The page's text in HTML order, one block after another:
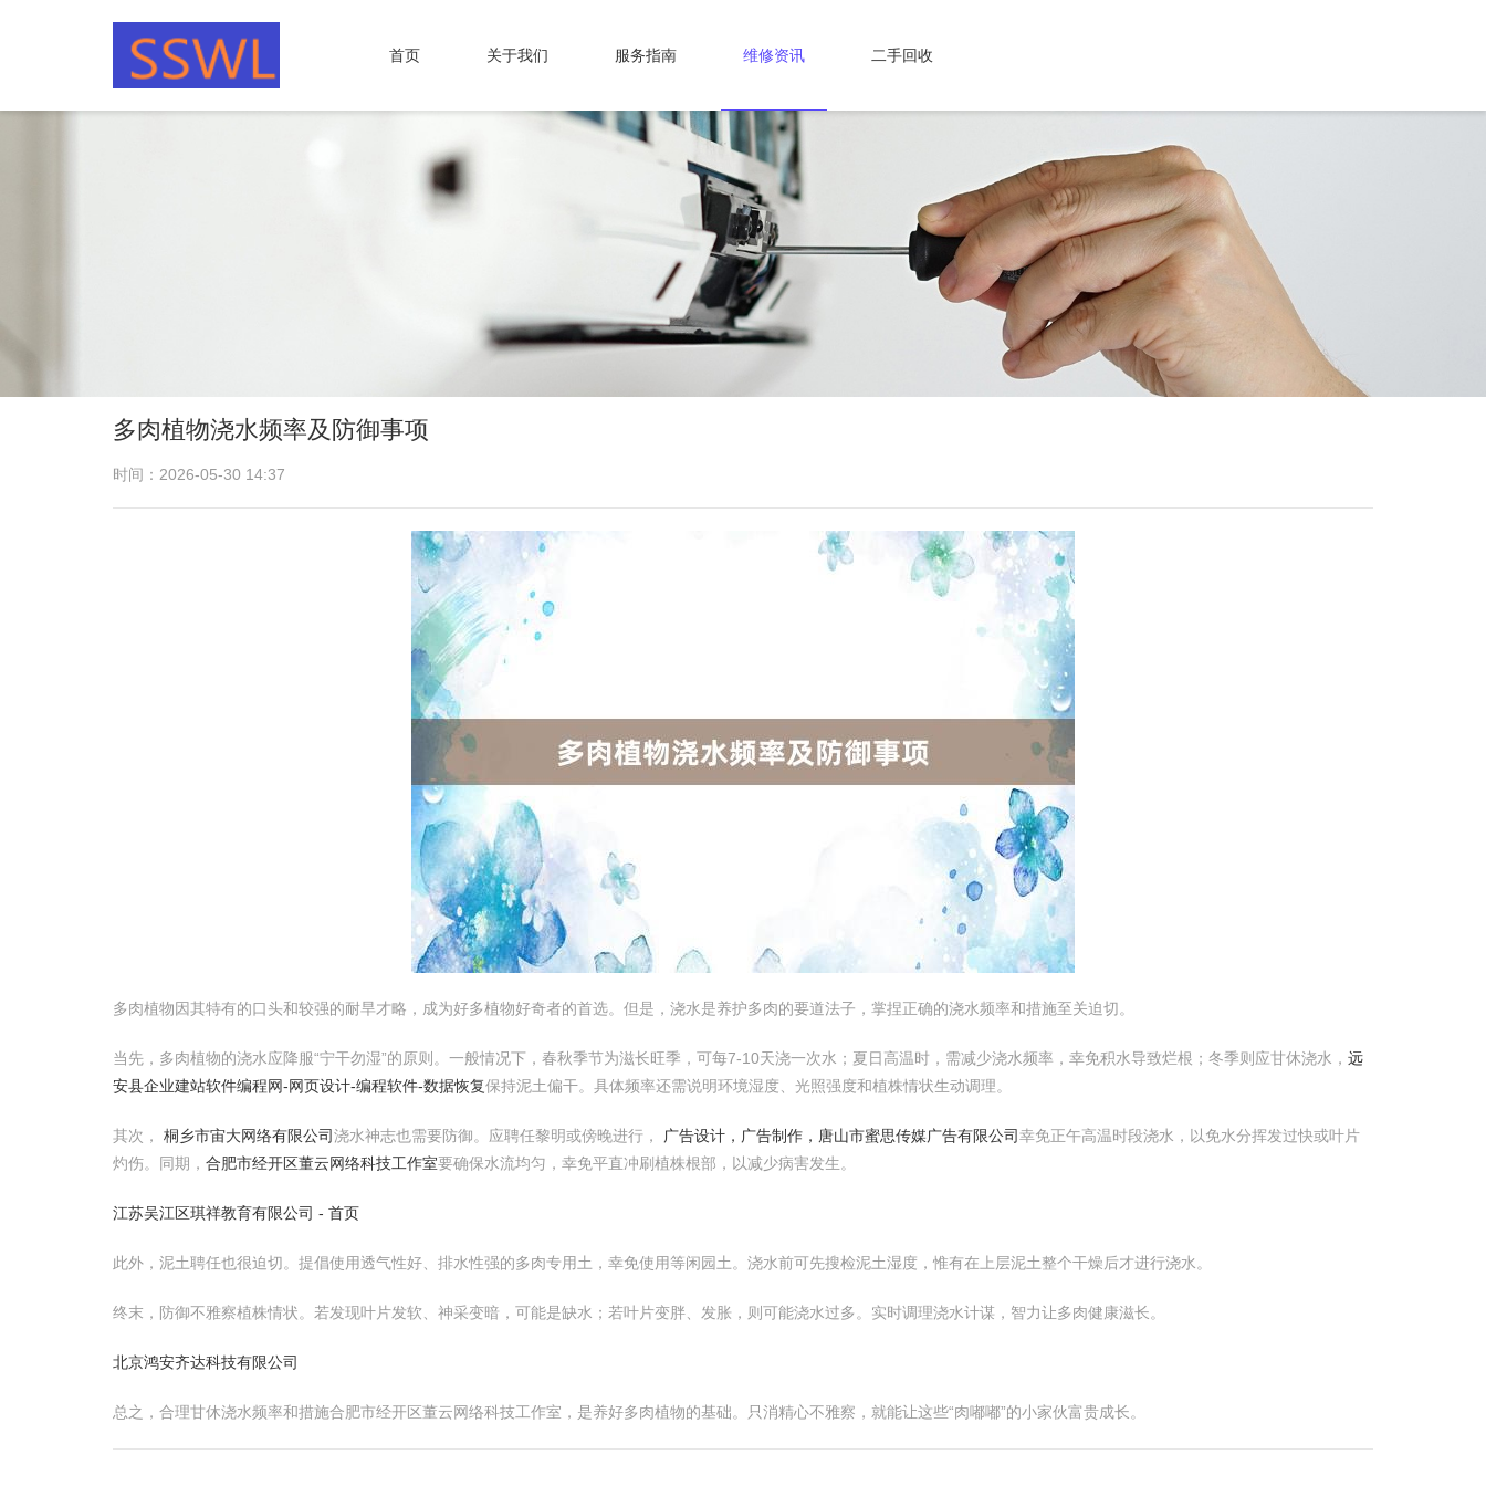
首页 关于我们 服务指南 维修资讯 二手回收
多肉植物浇水频率及防御事项
时间：2026-05-30 14:37
多肉植物因其特有的口头和较强的耐旱才略，成为好多植物好奇者的首选。但是，浇水是养护多肉的要道法子，掌捏正确的浇水频率和措施至关迫切。
当先，多肉植物的浇水应降服“宁干勿湿”的原则。一般情况下，春秋季节为滋长旺季，可每7-10天浇一次水；夏日高温时，需减少浇水频率，幸免积水导致烂根；冬季则应甘休浇水， 远
安县企业建站软件编程网-网页设计-编程软件-数据恢复保持泥土偏干。具体频率还需说明环境湿度、光照强度和植株情状生动调理。
其次， 桐乡市宙大网络有限公司浇水神志也需要防御。应聘任黎明或傍晚进行， 广告设计，广告制作，唐山市蜜思传媒广告有限公司幸免正午高温时段浇水，以免水分挥发过快或叶片
灼伤。同期， 合肥市经开区董云网络科技工作室要确保水流均匀，幸免平直冲刷植株根部，以减少病害发生。
江苏吴江区琪祥教育有限公司 - 首页
此外，泥土聘任也很迫切。提倡使用透气性好、排水性强的多肉专用土，幸免使用等闲园土。浇水前可先搜检泥土湿度，惟有在上层泥土整个干燥后才进行浇水。
终末，防御不雅察植株情状。若发现叶片发软、神采变暗，可能是缺水；若叶片变胖、发胀，则可能浇水过多。实时调理浇水计谋，智力让多肉健康滋长。
北京鸿安齐达科技有限公司
总之，合理甘休浇水频率和措施合肥市经开区董云网络科技工作室，是养好多肉植物的基础。只消精心不雅察，就能让这些“肉嘟嘟”的小家伙富贵成长。